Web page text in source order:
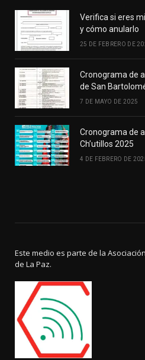
Verifica si eres
y cómo anularlo
25 DE FEBRERO DE
Cronograma de
de San
7 DE MAYO DE 2025
Cronograma de
Ch’utillos 2025
4 DE FEBRERO DE
Este medio es parte de la
de La Paz.